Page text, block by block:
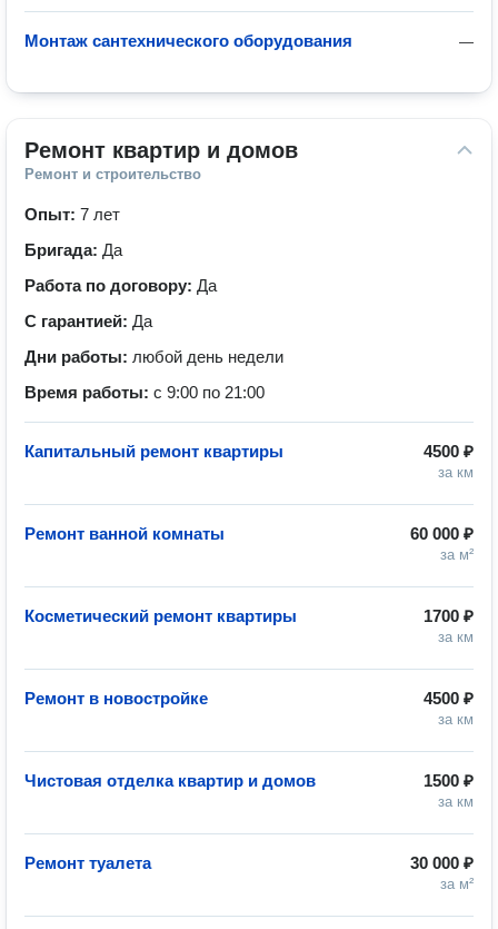
—
Монтаж сантехнического оборудования
Ремонт квартир и домов
Ремонт и строительство
Опыт: 7 лет
Бригада: Да
Работа по договору: Да
С гарантией: Да
Дни работы: любой день недели
Время работы: с 9:00 по 21:00
4500 ₽
за км
Капитальный ремонт квартиры
60 000 ₽
за м²
Ремонт ванной комнаты
1700 ₽
за км
Косметический ремонт квартиры
4500 ₽
за км
Ремонт в новостройке
1500 ₽
за км
Чистовая отделка квартир и домов
30 000 ₽
за м²
Ремонт туалета